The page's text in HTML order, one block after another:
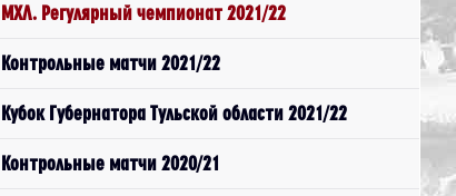
МХЛ. Регулярный чемпионат 2021/22
Контрольные матчи 2021/22
Кубок Губернатора Тульской области 2021/22
Контрольные матчи 2020/21